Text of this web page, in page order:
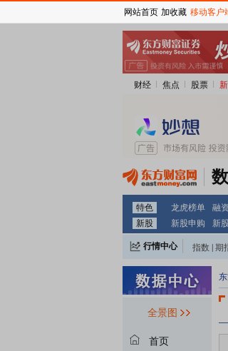
财经 焦点 股票
特色 龙虎榜单 融
新股
新股申购 新
行情中心 指数 期
全景图
首页
网站首页 加收藏 移动客户